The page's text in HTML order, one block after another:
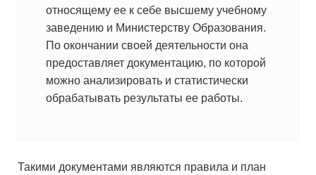
относящему ее к себе высшему учебному
заведению и Министерству Образования.
По окончании своей деятельности она
предоставляет документацию, по которой
можно анализировать и статистически
обрабатывать результаты ее работы.
Такими документами являются правила и план